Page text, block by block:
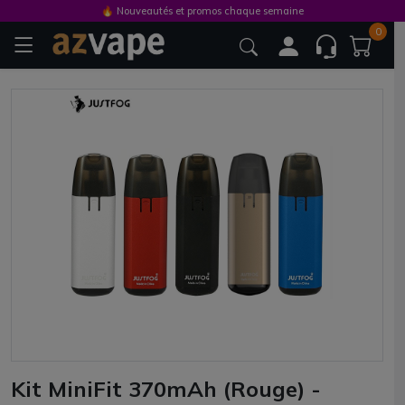
0
Kit MiniFit 370mAh (Rouge) -
🔥 Nouveautés et promos chaque semaine